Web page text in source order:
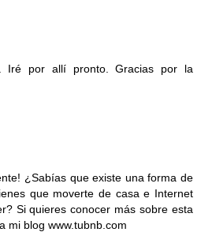
Iré por allí pronto. Gracias por la
¿Sabías que existe una forma de
que moverte de casa e Internet
Si quieres conocer más sobre esta
mi blog www.tubnb.com